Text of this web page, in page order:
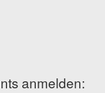
anmelden: